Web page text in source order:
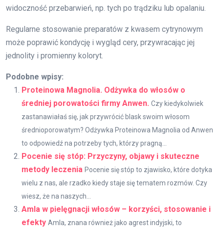
widoczność przebarwień, np. tych po trądziku lub opalaniu.
Regularne stosowanie preparatów z kwasem cytrynowym
może poprawić kondycję i wygląd cery, przywracając jej
jednolity i promienny koloryt.
Podobne wpisy:
Proteinowa Magnolia. Odżywka do włosów o
średniej porowatości firmy Anwen. Czy kiedykolwiek
zastanawiałaś się, jak przywrócić blask swoim włosom
średnioporowatym? Odżywka Proteinowa Magnolia od Anwen
to odpowiedź na potrzeby tych, którzy pragną...
Pocenie się stóp: Przyczyny, objawy i skuteczne
metody leczenia Pocenie się stóp to zjawisko, które dotyka
wielu z nas, ale rzadko kiedy staje się tematem rozmów. Czy
wiesz, że na naszych...
Amla w pielęgnacji włosów – korzyści, stosowanie i
efekty Amla, znana również jako agrest indyjski, to